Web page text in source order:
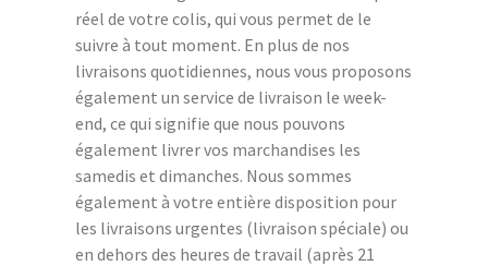
réel de votre colis, qui vous permet de le
suivre à tout moment. En plus de nos
livraisons quotidiennes, nous vous proposons
également un service de livraison le week-
end, ce qui signifie que nous pouvons
également livrer vos marchandises les
samedis et dimanches. Nous sommes
également à votre entière disposition pour
les livraisons urgentes (livraison spéciale) ou
en dehors des heures de travail (après 21